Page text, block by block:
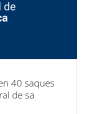
40 saques
de sa